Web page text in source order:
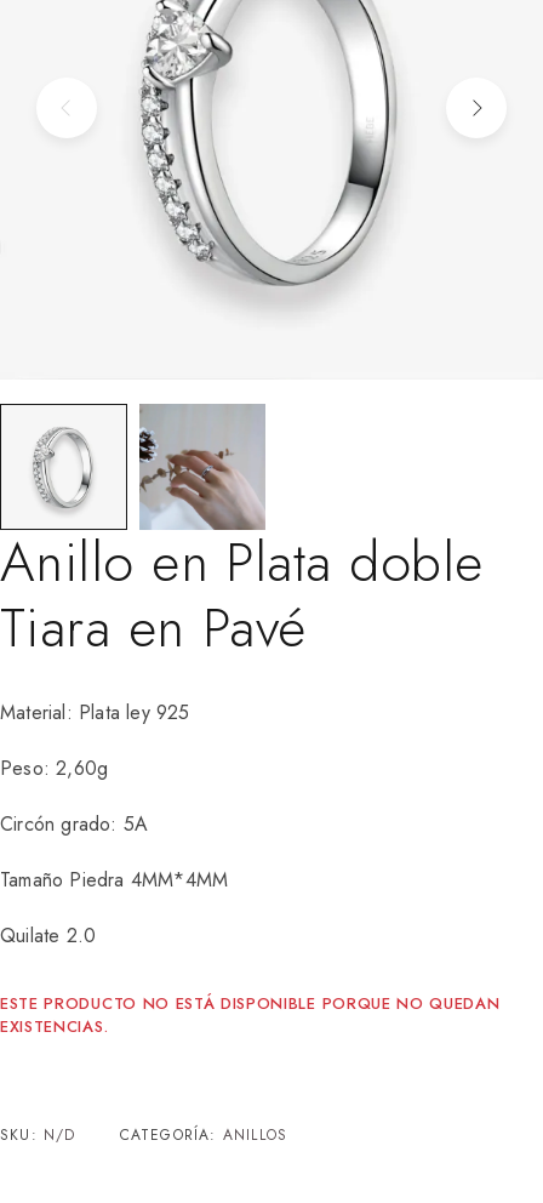
Anillo en Plata doble
Tiara en Pavé
Material: Plata ley 925
Peso: 2,60g
Circón grado: 5A
Tamaño Piedra 4MM*4MM
Quilate 2.0
ESTE PRODUCTO NO ESTÁ DISPONIBLE PORQUE NO QUEDAN
EXISTENCIAS.
SKU: N/D CATEGORÍA: ANILLOS